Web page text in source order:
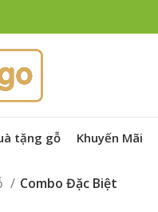
tặng gỗ Khuyến Mãi
Combo Đặc Biệt